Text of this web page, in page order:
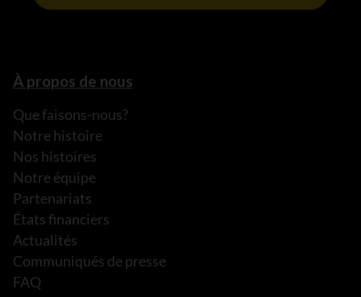
À propos de nous
Que faisons-nous?
Notre histoire
Nos histoires
Notre équipe
Partenariats
États financiers
Actualités
Communiqués de presse
FAQ